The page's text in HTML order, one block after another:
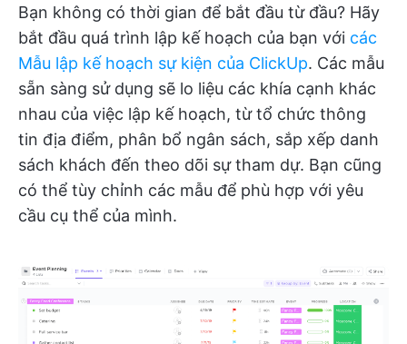
Bạn không có thời gian để bắt đầu từ đầu? Hãy
bắt đầu quá trình lập kế hoạch của bạn với các
Mẫu lập kế hoạch sự kiện của ClickUp. Các mẫu
sẵn sàng sử dụng sẽ lo liệu các khía cạnh khác
nhau của việc lập kế hoạch, từ tổ chức thông
tin địa điểm, phân bổ ngân sách, sắp xếp danh
sách khách đến theo dõi sự tham dự. Bạn cũng
có thể tùy chỉnh các mẫu để phù hợp với yêu
cầu cụ thể của mình.